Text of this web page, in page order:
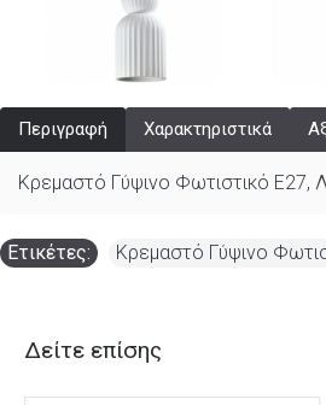
Περιγραφή Χαρακτηριστικά
Κρεμαστό Γύψινο Φωτιστικό E27,
Ετικέτες: Κρεμαστό Γύψινο
Δείτε επίσης